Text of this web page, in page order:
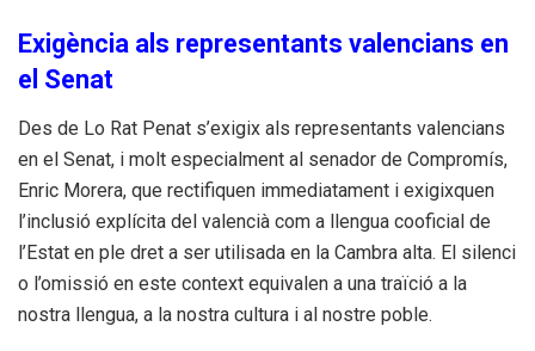
Exigència als representants valencians en
el Senat
Des de Lo Rat Penat s’exigix als representants valencians
en el Senat, i molt especialment al senador de Compromís,
Enric Morera, que rectifiquen immediatament i exigixquen
l’inclusió explícita del valencià com a llengua cooficial de
l’Estat en ple dret a ser utilisada en la Cambra alta. El silenci
o l’omissió en este context equivalen a una traïció a la
nostra llengua, a la nostra cultura i al nostre poble.